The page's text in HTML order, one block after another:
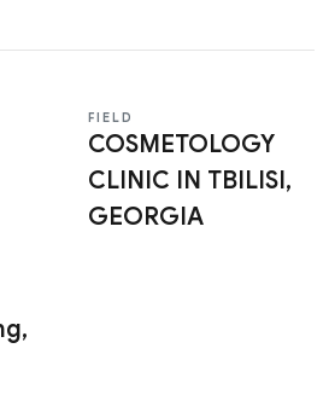
Fill the Brief
FIELD
COSMETOLOGY
CLINIC IN TBILISI,
GEORGIA